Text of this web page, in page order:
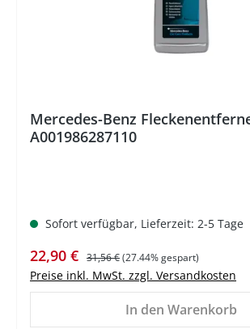
Mercedes-Benz
A001986287110
Sofort verfügbar, Lieferzeit: 2-5 Tage
Verkaufspreis:
22,90 € Regulärer Preis:
31,56 €(27.44% gespart)
Preise inkl. MwSt. zzgl. Versandkosten
In den Warenkorb